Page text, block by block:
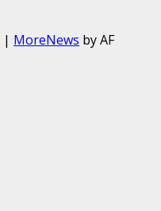
| MoreNews by AF